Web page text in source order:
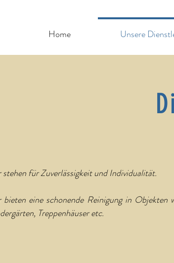
Home Unsere
stehen für Zuverlässigkeit und Individualität.
bieten eine schonende Reinigung in Objekten
Treppenhäuser etc.